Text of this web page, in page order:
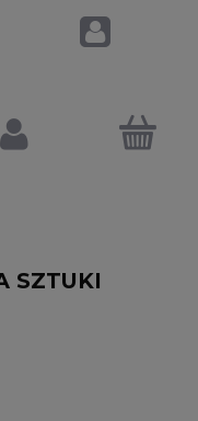
SZTUKI